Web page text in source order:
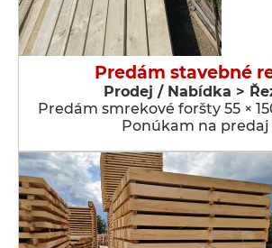
Predám stavebné
Prodej / Nabídka >
Predám smrekové foršty 55 ×
Ponúkam na predaj